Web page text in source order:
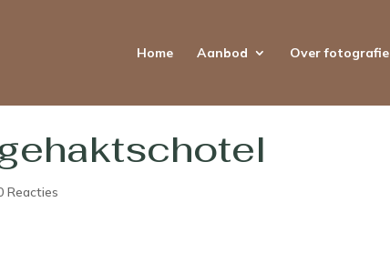
Home Aanbod Over fotografie
Reacties